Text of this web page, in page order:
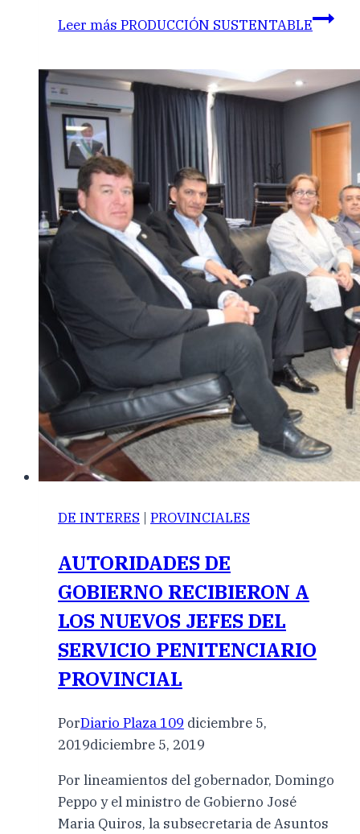
Leer más PRODUCCIÓN SUSTENTABLE
DE INTERES | PROVINCIALES
AUTORIDADES DE
GOBIERNO RECIBIERON A
LOS NUEVOS JEFES DEL
SERVICIO PENITENCIARIO
PROVINCIAL
PorDiario Plaza 109 diciembre 5,
2019diciembre 5, 2019
Por lineamientos del gobernador, Domingo
Peppo y el ministro de Gobierno José
Maria Quiros, la subsecretaria de Asuntos